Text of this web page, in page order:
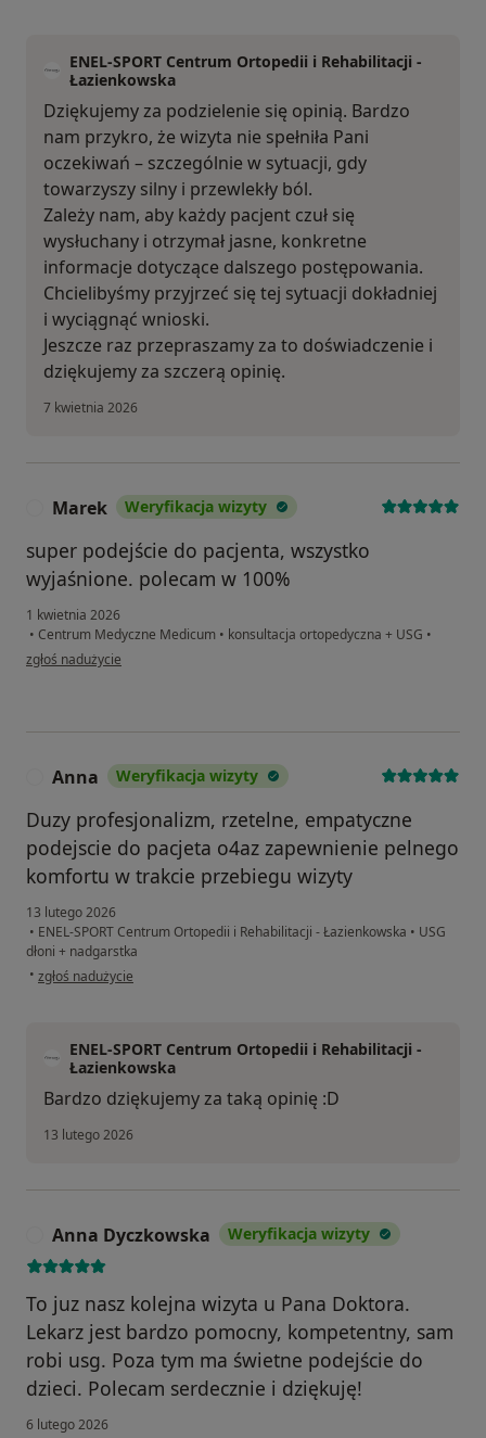
ENEL-SPORT Centrum Ortopedii i Rehabilitacji -
Łazienkowska
Dziękujemy za podzielenie się opinią. Bardzo
nam przykro, że wizyta nie spełniła Pani
oczekiwań – szczególnie w sytuacji, gdy
towarzyszy silny i przewlekły ból.
Zależy nam, aby każdy pacjent czuł się
wysłuchany i otrzymał jasne, konkretne
informacje dotyczące dalszego postępowania.
Chcielibyśmy przyjrzeć się tej sytuacji dokładniej
i wyciągnąć wnioski.
Jeszcze raz przepraszamy za to doświadczenie i
dziękujemy za szczerą opinię.
7 kwietnia 2026
Marek Weryfikacja wizyty
super podejście do pacjenta, wszystko
wyjaśnione. polecam w 100%
1 kwietnia 2026
• Centrum Medyczne Medicum • konsultacja ortopedyczna + USG •
w opinii użytkownika Marek
zgłoś nadużycie
Anna Weryfikacja wizyty
Duzy profesjonalizm, rzetelne, empatyczne
podejscie do pacjeta o4az zapewnienie pelnego
komfortu w trakcie przebiegu wizyty
13 lutego 2026
• ENEL-SPORT Centrum Ortopedii i Rehabilitacji - Łazienkowska • USG
dłoni + nadgarstka
• w opinii użytkownika Anna
zgłoś nadużycie
ENEL-SPORT Centrum Ortopedii i Rehabilitacji -
Łazienkowska
Bardzo dziękujemy za taką opinię :D
13 lutego 2026
Anna Dyczkowska Weryfikacja wizyty
To juz nasz kolejna wizyta u Pana Doktora.
Lekarz jest bardzo pomocny, kompetentny, sam
robi usg. Poza tym ma świetne podejście do
dzieci. Polecam serdecznie i dziękuję!
6 lutego 2026